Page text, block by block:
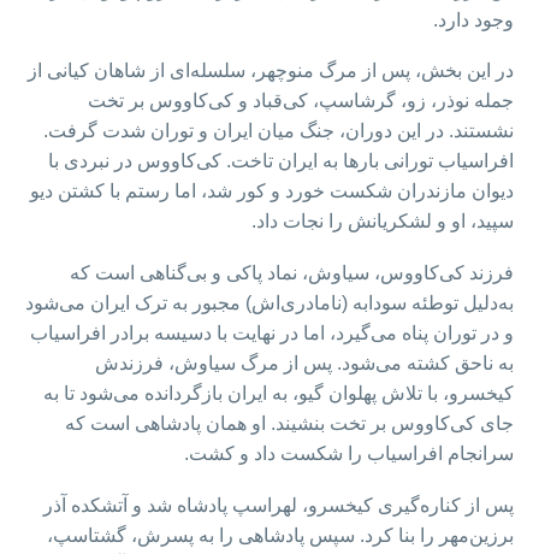
وجود دارد.
در این بخش، پس از مرگ منوچهر، سلسله‌ای از شاهان کیانی از
جمله نوذر، زو، گرشاسپ، کی‌قباد و کی‌کاووس بر تخت
نشستند. در این دوران، جنگ میان ایران و توران شدت گرفت.
افراسیاب تورانی بارها به ایران تاخت. کی‌کاووس در نبردی با
دیوان مازندران شکست خورد و کور شد، اما رستم با کشتن دیو
سپید، او و لشکریانش را نجات داد.
فرزند کی‌کاووس، سیاوش، نماد پاکی و بی‌گناهی است که
به‌دلیل توطئه‌ سودابه (نامادری‌اش) مجبور به ترک ایران می‌شود
و در توران پناه می‌گیرد، اما در نهایت با دسیسه برادر افراسیاب
به ناحق کشته می‌شود. پس از مرگ سیاوش، فرزندش
کیخسرو، با تلاش پهلوان گیو، به ایران بازگردانده می‌شود تا به
جای کی‌کاووس بر تخت بنشیند. او همان پادشاهی است که
سرانجام افراسیاب را شکست داد و کشت.
پس از کناره‌گیری کیخسرو، لهراسپ پادشاه شد و آتشکده آذر
برزین‌مهر را بنا کرد. سپس پادشاهی را به پسرش، گشتاسپ،